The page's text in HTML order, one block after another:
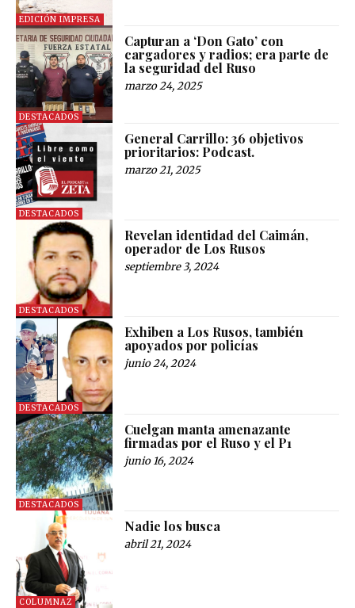
EDICIÓN IMPRESA
DESTACADOS
Capturan a ‘Don Gato’ con
cargadores y radios; era parte de
la seguridad del Ruso
marzo 24, 2025
DESTACADOS
General Carrillo: 36 objetivos
prioritarios: Podcast.
marzo 21, 2025
DESTACADOS
Revelan identidad del Caimán,
operador de Los Rusos
septiembre 3, 2024
DESTACADOS
Exhiben a Los Rusos, también
apoyados por policías
junio 24, 2024
DESTACADOS
Cuelgan manta amenazante
firmadas por el Ruso y el P1
junio 16, 2024
COLUMNAZ
Nadie los busca
abril 21, 2024